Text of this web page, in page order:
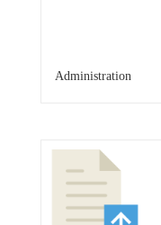
Administration